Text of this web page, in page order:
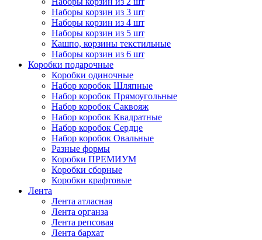
Наборы корзин из 3 шт
Наборы корзин из 4 шт
Наборы корзин из 5 шт
Кашпо, корзины текстильные
Наборы корзин из 6 шт
Коробки подарочные
Коробки одиночные
Набор коробок Шляпные
Набор коробок Прямоугольные
Набор коробок Саквояж
Набор коробок Квадратные
Набор коробок Сердце
Набор коробок Овальные
Разные формы
Коробки ПРЕМИУМ
Коробки сборные
Коробки крафтовые
Лента
Лента атласная
Лента органза
Лента репсовая
Лента бархат